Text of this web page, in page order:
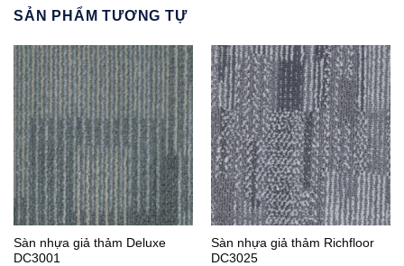
SẢN PHẨM TƯƠNG TỰ
Sàn nhựa giả thảm Deluxe
DC3001
Sàn nhựa giả thảm Richfloor
DC3025